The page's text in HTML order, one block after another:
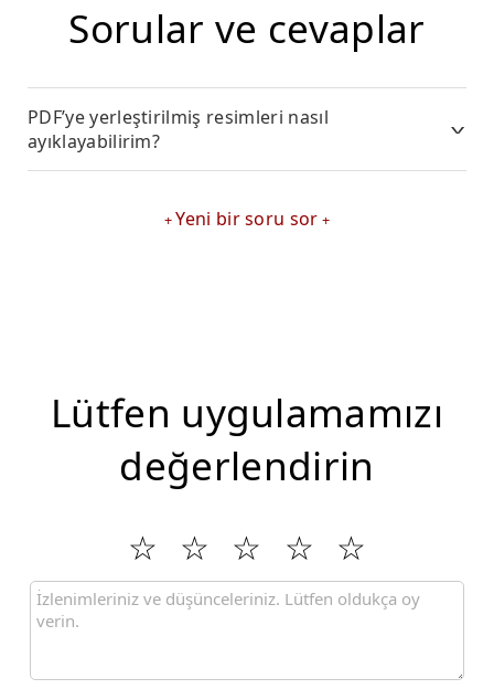
Sorular ve cevaplar
PDF’ye yerleştirilmiş resimleri nasıl
ayıklayabilirim?
Yeni bir soru sor
Lütfen uygulamamızı
değerlendirin